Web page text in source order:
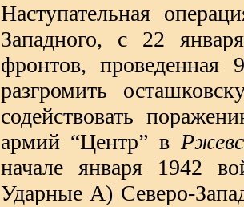
Наступательная
Западного, с 22
фронтов,
разгромить
содействовать
армий “Центр” в
начале января 1942
Ударные А) Северо-